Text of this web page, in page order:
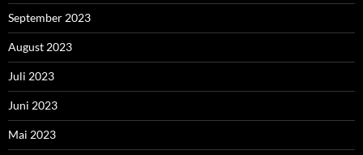
September 2023
August 2023
Juli 2023
Juni 2023
Mai 2023